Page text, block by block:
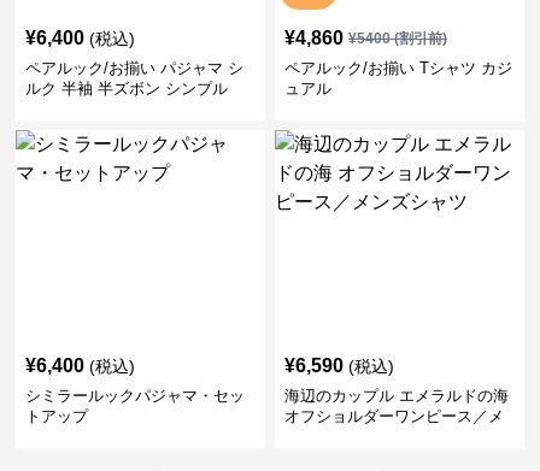
¥6,400 (税込)
ペアルック/お揃い パジャマ シ
ルク 半袖 半ズボン シンプル
¥4,860 ¥5400(割引前)
ペアルック/お揃い Tシャツ カジ
ュアル
¥6,400 (税込)
シミラールックパジャマ・セッ
トアップ
¥6,590 (税込)
海辺のカップル エメラルドの海
オフショルダーワンピース／メ